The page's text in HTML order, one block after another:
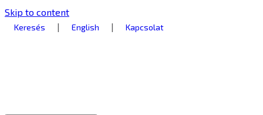
Skip to content
Keresés | English | Kapcsolat